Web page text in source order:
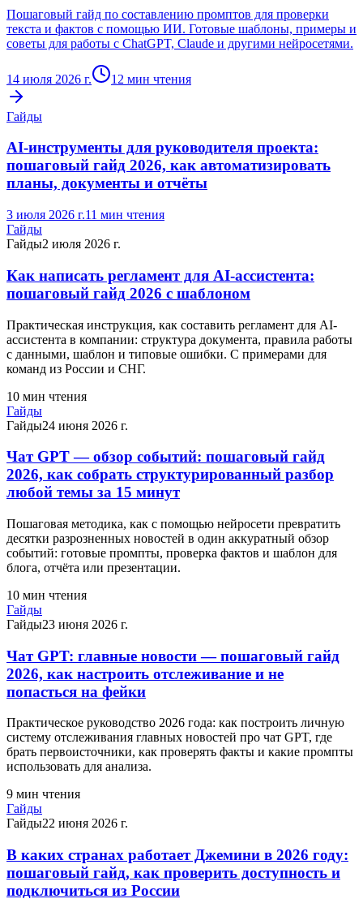
Пошаговый гайд по составлению промптов для проверки
текста и фактов с помощью ИИ. Готовые шаблоны, примеры и
советы для работы с ChatGPT, Claude и другими нейросетями.
14 июля 2026 г. 12 мин чтения
Гайды
AI-инструменты для руководителя проекта:
пошаговый гайд 2026, как автоматизировать
планы, документы и отчёты
3 июля 2026 г.11 мин чтения
Гайды
Гайды2 июля 2026 г.
Как написать регламент для AI-ассистента:
пошаговый гайд 2026 с шаблоном
Практическая инструкция, как составить регламент для AI-
ассистента в компании: структура документа, правила работы
с данными, шаблон и типовые ошибки. С примерами для
команд из России и СНГ.
10 мин чтения
Гайды
Гайды24 июня 2026 г.
Чат GPT — обзор событий: пошаговый гайд
2026, как собрать структурированный разбор
любой темы за 15 минут
Пошаговая методика, как с помощью нейросети превратить
десятки разрозненных новостей в один аккуратный обзор
событий: готовые промпты, проверка фактов и шаблон для
блога, отчёта или презентации.
10 мин чтения
Гайды
Гайды23 июня 2026 г.
Чат GPT: главные новости — пошаговый гайд
2026, как настроить отслеживание и не
попасться на фейки
Практическое руководство 2026 года: как построить личную
систему отслеживания главных новостей про чат GPT, где
брать первоисточники, как проверять факты и какие промпты
использовать для анализа.
9 мин чтения
Гайды
Гайды22 июня 2026 г.
В каких странах работает Джемини в 2026 году:
пошаговый гайд, как проверить доступность и
подключиться из России